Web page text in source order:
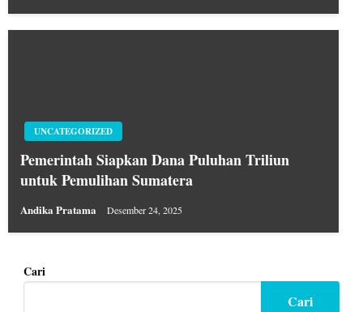
UNCATEGORIZED
Pemerintah Siapkan Dana Puluhan Triliun
untuk Pemulihan Sumatera
Andika Pratama Desember 24, 2025
Cari
Cari